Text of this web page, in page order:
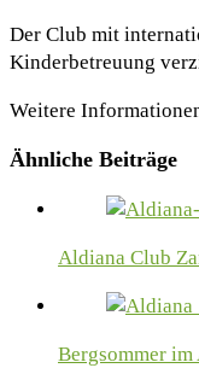
Der Club mit
Kinderbetreuung
Weitere
Ähnliche Beiträge
Aldiana Club
Bergsommer